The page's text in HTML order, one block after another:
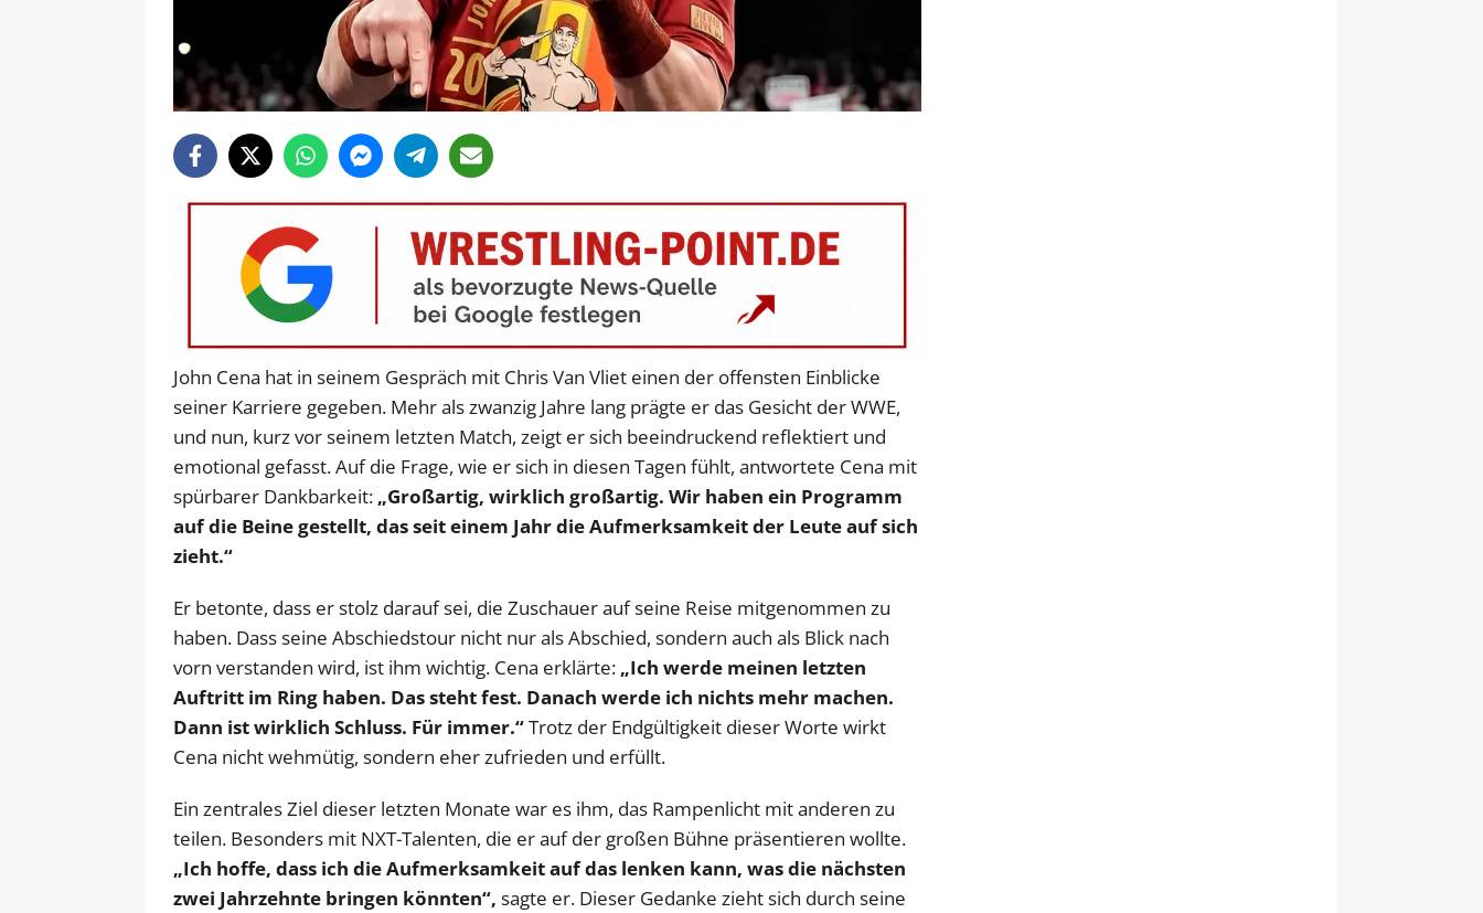
John Cena hat in seinem Gespräch mit Chris Van Vliet einen der offensten Einblicke
seiner Karriere gegeben. Mehr als zwanzig Jahre lang prägte er das Gesicht der WWE,
und nun, kurz vor seinem letzten Match, zeigt er sich beeindruckend reflektiert und
emotional gefasst. Auf die Frage, wie er sich in diesen Tagen fühlt, antwortete Cena mit
spürbarer Dankbarkeit: „Großartig, wirklich großartig. Wir haben ein Programm
auf die Beine gestellt, das seit einem Jahr die Aufmerksamkeit der Leute auf sich
zieht.“
Er betonte, dass er stolz darauf sei, die Zuschauer auf seine Reise mitgenommen zu
haben. Dass seine Abschiedstour nicht nur als Abschied, sondern auch als Blick nach
vorn verstanden wird, ist ihm wichtig. Cena erklärte: „Ich werde meinen letzten
Auftritt im Ring haben. Das steht fest. Danach werde ich nichts mehr machen.
Dann ist wirklich Schluss. Für immer.“Trotz der Endgültigkeit dieser Worte wirkt
Cena nicht wehmütig, sondern eher zufrieden und erfüllt.
Ein zentrales Ziel dieser letzten Monate war es ihm, das Rampenlicht mit anderen zu
teilen. Besonders mit NXT-Talenten, die er auf der großen Bühne präsentieren wollte.
„Ich hoffe, dass ich die Aufmerksamkeit auf das lenken kann, was die nächsten
zwei Jahrzehnte bringen könnten“, sagte er. Dieser Gedanke zieht sich durch seine